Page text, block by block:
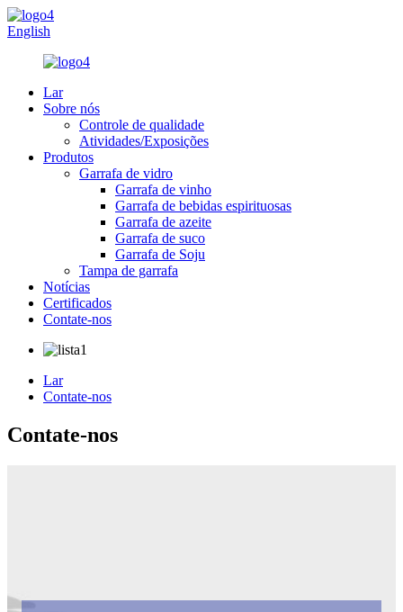
English
Lar
Sobre nós
Controle de qualidade
Atividades/Exposições
Produtos
Garrafa de vidro
Garrafa de vinho
Garrafa de bebidas espirituosas
Garrafa de azeite
Garrafa de suco
Garrafa de Soju
Tampa de garrafa
Notícias
Certificados
Contate-nos
Lar
Contate-nos
Contate-nos